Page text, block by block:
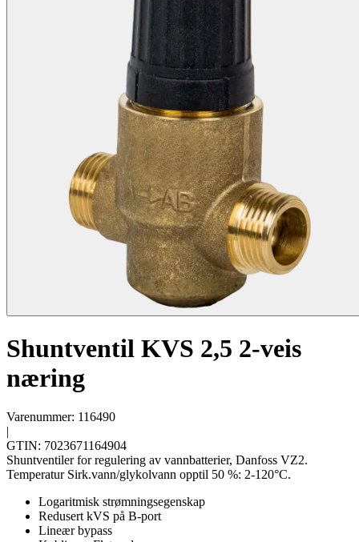
Shuntventil KVS 2,5 2-veis
næring
Varenummer: 116490
|
GTIN: 7023671164904
Shuntventiler for regulering av vannbatterier, Danfoss VZ2.
Temperatur Sirk.vann/glykolvann opptil 50 %: 2-120°C.
Logaritmisk strømningsegenskap
Redusert kVS på B-port
Lineær bypass